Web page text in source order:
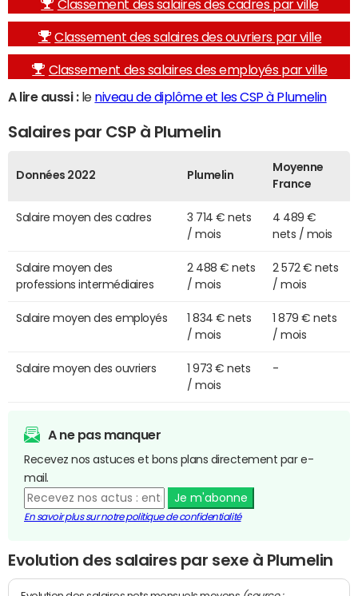
Classement des salaires des cadres par ville
Classement des salaires des ouvriers par ville
Classement des salaires des employés par ville
A lire aussi :le niveau de diplôme et les CSP à Plumelin
Salaires par CSP à Plumelin
Données 2022 Plumelin
Moyenne
France
Salaire moyen des cadres
3 714 € nets
/ mois
4 489 €
nets / mois
Salaire moyen des
professions intermédiaires
2 488 € nets
/ mois
2 572 € nets
/ mois
Salaire moyen des employés
1 834 € nets
/ mois
1 879 € nets
/ mois
Salaire moyen des ouvriers
1 973 € nets
/ mois
-
A ne pas manquer
Recevez nos astuces et bons plans directement par e-
mail.
Je m'abonne
En savoir plus sur notre politique de confidentialité
Evolution des salaires par sexe à Plumelin